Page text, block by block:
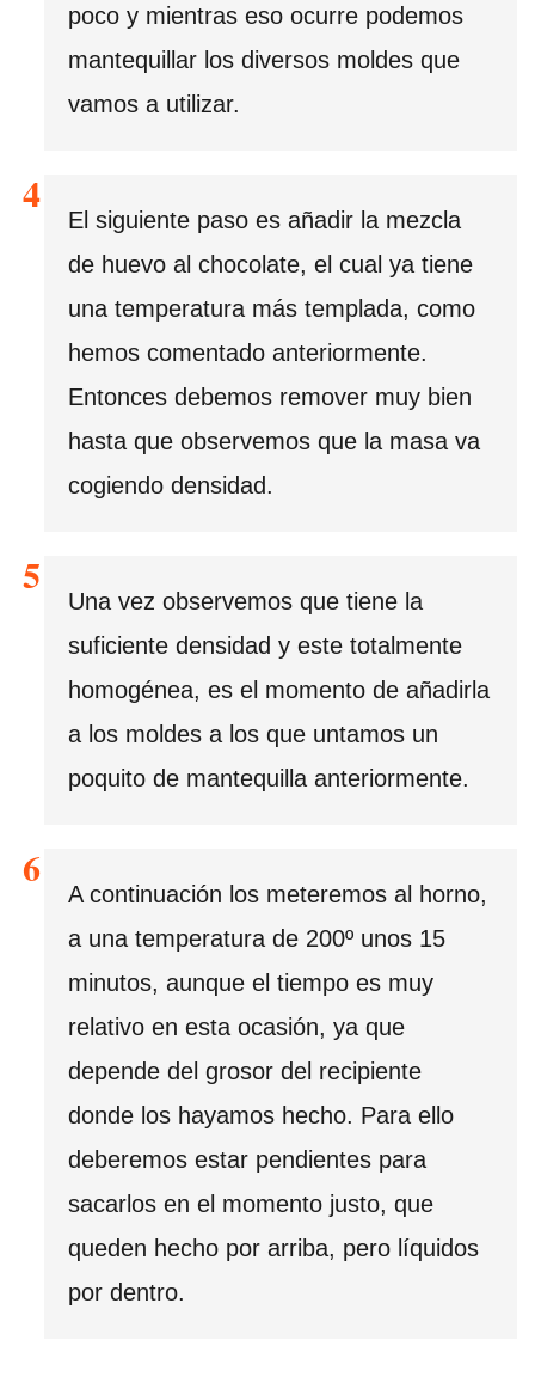
poco y mientras eso ocurre podemos
mantequillar los diversos moldes que
vamos a utilizar.
El siguiente paso es añadir la mezcla
de huevo al chocolate, el cual ya tiene
una temperatura más templada, como
hemos comentado anteriormente.
Entonces debemos remover muy bien
hasta que observemos que la masa va
cogiendo densidad.
Una vez observemos que tiene la
suficiente densidad y este totalmente
homogénea, es el momento de añadirla
a los moldes a los que untamos un
poquito de mantequilla anteriormente.
A continuación los meteremos al horno,
a una temperatura de 200º unos 15
minutos, aunque el tiempo es muy
relativo en esta ocasión, ya que
depende del grosor del recipiente
donde los hayamos hecho. Para ello
deberemos estar pendientes para
sacarlos en el momento justo, que
queden hecho por arriba, pero líquidos
por dentro.